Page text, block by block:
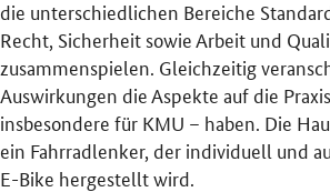
die unterschiedlichen Bereiche
Recht, Sicherheit sowie Arbeit und
zusammenspielen. Gleichzeitig
Auswirkungen die Aspekte auf die
insbesondere für KMU – haben. Die
ein Fahrradlenker, der individuell und
E-Bike hergestellt wird.